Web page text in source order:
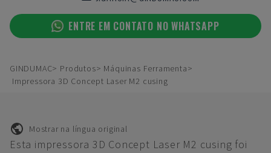
ENTRE EM CONTATO NO WHATSAPP
GINDUMAC Produtos
Máquinas Ferramenta
Impressora 3D Concept Laser M2 cusing
Mostrar na língua original
Esta impressora 3D Concept Laser M2 cusing foi